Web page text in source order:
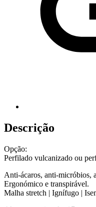
Descrição
Opção:
Perfilado vulcanizado ou
Anti-ácaros, anti-micróbios,
Ergonómico e transpirável.
Malha stretch | Ignífugo |